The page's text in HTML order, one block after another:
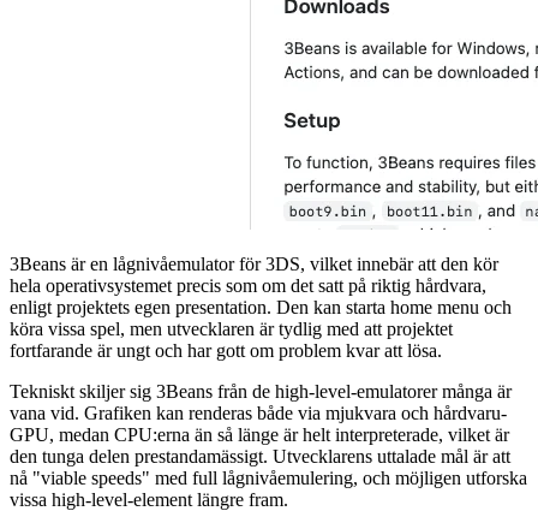
3Beans är en lågnivåemulator för 3DS, vilket innebär att den kör
hela operativsystemet precis som om det satt på riktig hårdvara,
enligt projektets egen presentation. Den kan starta home menu och
köra vissa spel, men utvecklaren är tydlig med att projektet
fortfarande är ungt och har gott om problem kvar att lösa.
Tekniskt skiljer sig 3Beans från de high-level-emulatorer många är
vana vid. Grafiken kan renderas både via mjukvara och hårdvaru-
GPU, medan CPU:erna än så länge är helt interpreterade, vilket är
den tunga delen prestandamässigt. Utvecklarens uttalade mål är att
nå "viable speeds" med full lågnivåemulering, och möjligen utforska
vissa high-level-element längre fram.